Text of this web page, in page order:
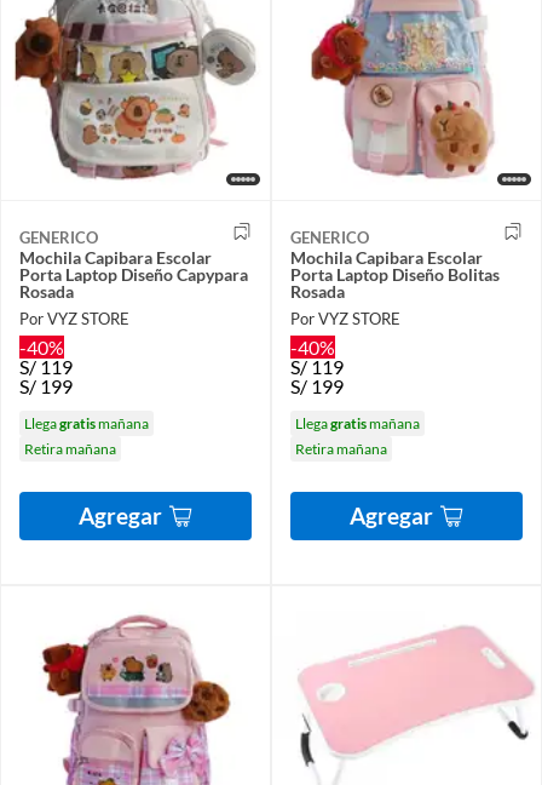
GENERICO
Mochila Capibara Escolar
Porta Laptop Diseño Capypara
Rosada
Por VYZ STORE
-40%
S/119
S/ 199
Llegagratismañana
Retira mañana
Agregar
GENERICO
Mochila Capibara Escolar
Porta Laptop Diseño Bolitas
Rosada
Por VYZ STORE
-40%
S/119
S/ 199
Llegagratismañana
Retira mañana
Agregar